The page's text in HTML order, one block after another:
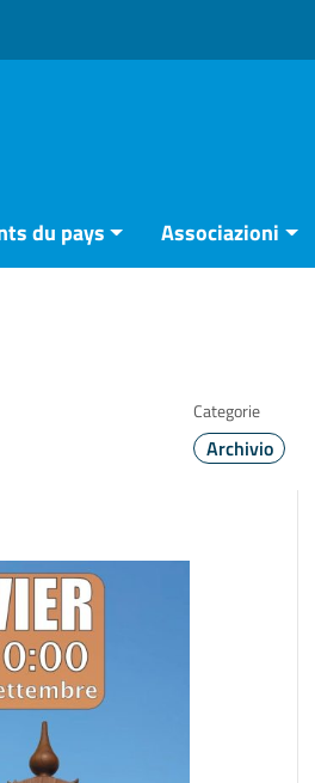
du pays Associazioni
Categorie
Archivio